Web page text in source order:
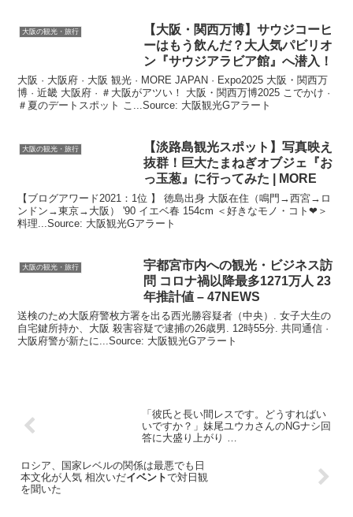
大阪の観光・旅行 【大阪 ・関西万博】サウジコーヒ
ーはもう飲んだ？大人気パビリオ
ン『サウジアラビア館』へ潜入！
大阪 · 大阪府 · 大阪 観光 · MORE JAPAN · Expo2025 大阪・関西万
博 · 近畿 大阪府 · ＃大阪がアツい！ 大阪・関西万博2025 こでかけ ·
＃夏のデートスポット こ...Source: 大阪観光Gアラート
大阪の観光・旅行 【淡路島観光スポット】写真映え
抜群！巨大たまねぎオブジェ『お
っ玉葱』に行ってみた | MORE
【ブログアワード2021：1位 】 徳島出身 大阪在住（鳴門→西宮→ロ
ンドン→東京→大阪） '90 イエベ春 154cm ＜好きなモノ・コト❤︎＞
料理...Source: 大阪観光Gアラート
大阪の観光・旅行 宇都宮市内への観光 ・ビジネス訪
問 コロナ禍以降最多1271万人 23
年推計値 – 47NEWS
送検のため大阪府警枚方署を出る西光勝容疑者（中央）. 女子大生の
自宅鍵所持か、大阪 殺害容疑で逮捕の26歳男. 12時55分. 共同通信 ·
大阪府警が新たに...Source: 大阪観光Gアラート
「彼氏と長い間レスです。どうすればい
いですか？」妹尾ユウカさんのNGナシ回
答に大盛り上がり …
ロシア、国家レベルの関係は最悪でも日
本文化が人気 相次いだイベントで対日観
を聞いた